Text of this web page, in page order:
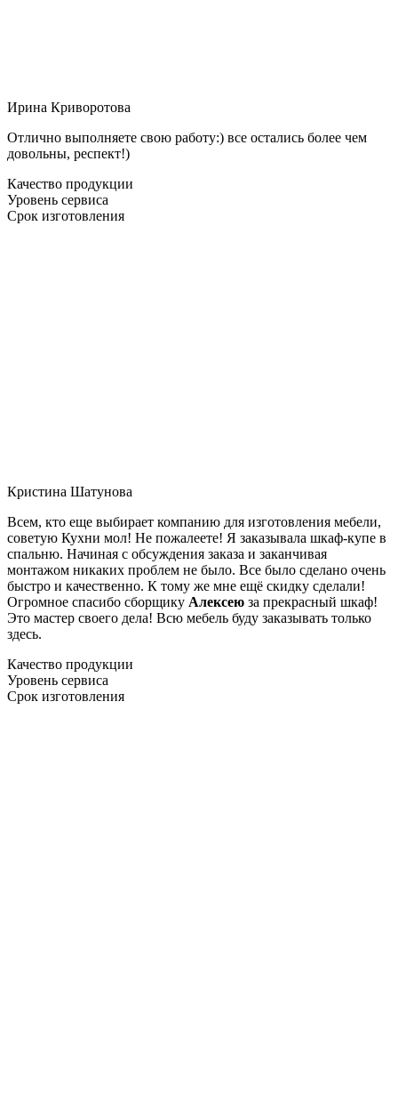
Ирина Криворотова
Отлично выполняете свою работу:) все остались более чем
довольны, респект!)
Качество продукции
Уровень сервиса
Срок изготовления
Кристина Шатунова
Всем, кто еще выбирает компанию для изготовления мебели,
советую Кухни мол! Не пожалеете! Я заказывала шкаф-купе в
спальню. Начиная с обсуждения заказа и заканчивая
монтажом никаких проблем не было. Все было сделано очень
быстро и качественно. К тому же мне ещё скидку сделали!
Огромное спасибо сборщику Алексею за прекрасный шкаф!
Это мастер своего дела! Всю мебель буду заказывать только
здесь.
Качество продукции
Уровень сервиса
Срок изготовления